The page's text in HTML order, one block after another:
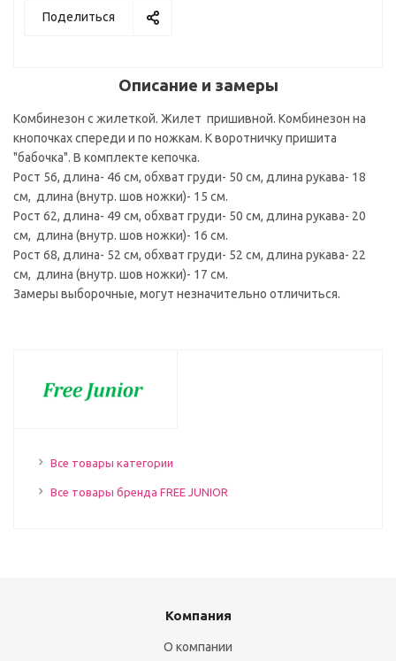
Поделиться
Описание и замеры
Комбинезон с жилеткой. Жилет пришивной. Комбинезон на
кнопочках спереди и по ножкам. К воротничку пришита
"бабочка". В комплекте кепочка.
Рост 56, длина- 46 см, обхват груди- 50 см, длина рукава- 18
см, длина (внутр. шов ножки)- 15 см.
Рост 62, длина- 49 см, обхват груди- 50 см, длина рукава- 20
см, длина (внутр. шов ножки)- 16 см.
Рост 68, длина- 52 см, обхват груди- 52 см, длина рукава- 22
см, длина (внутр. шов ножки)- 17 см.
Замеры выборочные, могут незначительно отличиться.
Все товары категории
Все товары бренда FREE JUNIOR
Компания
О компании